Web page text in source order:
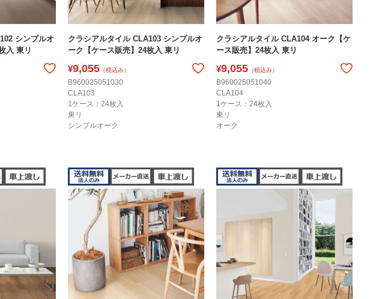
シンプルオ
入 東リ
クラシアルタイル CLA103 シンプルオ
ーク【ケース販売】24枚入 東リ
¥9,055 （税込み）
B960025051030
CLA103
1ケース：24枚入
東リ
シンプルオーク
クラシアルタイル CLA104 オーク【ケ
ース販売】24枚入 東リ
¥9,055 （税込み）
B960025051040
CLA104
1ケース：24枚入
東リ
オーク